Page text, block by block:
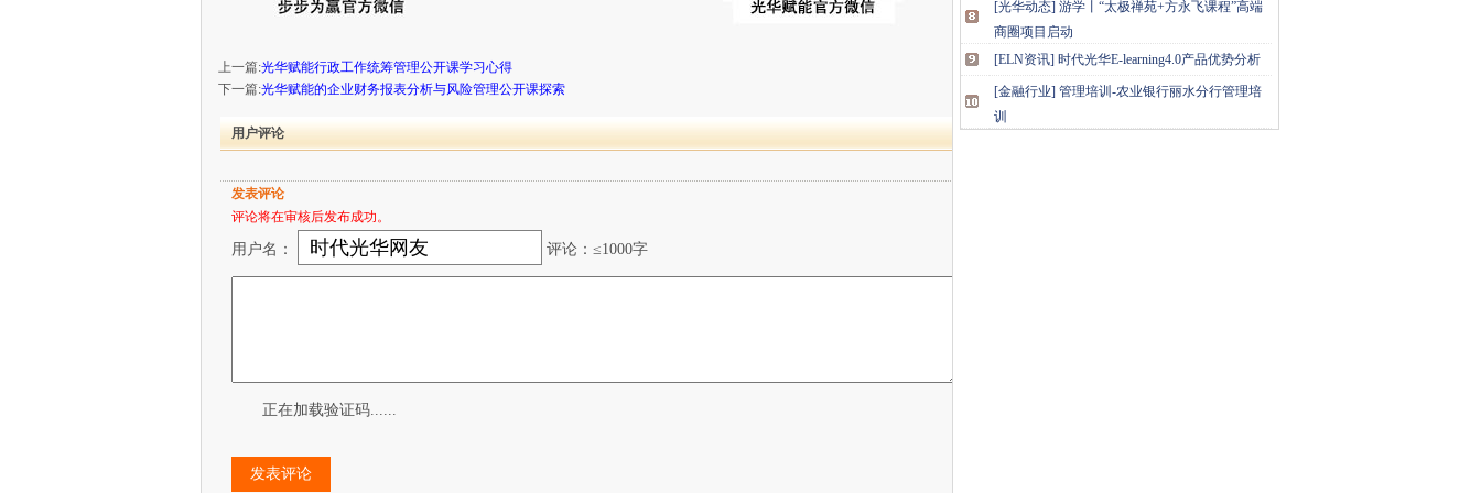
上一篇:光华赋能行政工作统筹管理公开课学习心得
下一篇:光华赋能的企业财务报表分析与风险管理公开课探索
用户评论
发表评论
评论将在审核后发布成功。
用户名： 评论：≤1000字
正在加载验证码......
[光华动态] 游学丨“太极禅苑+方永飞课程”高端
商圈项目启动
[ELN资讯] 时代光华E-learning4.0产品优势分析
[金融行业] 管理培训-农业银行丽水分行管理培
训